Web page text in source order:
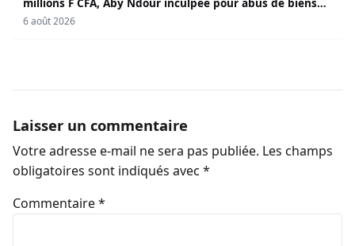
sociaux
6 août 2026
Laisser un commentaire
Votre adresse e-mail ne sera pas publiée. Les champs
obligatoires sont indiqués avec *
Commentaire*